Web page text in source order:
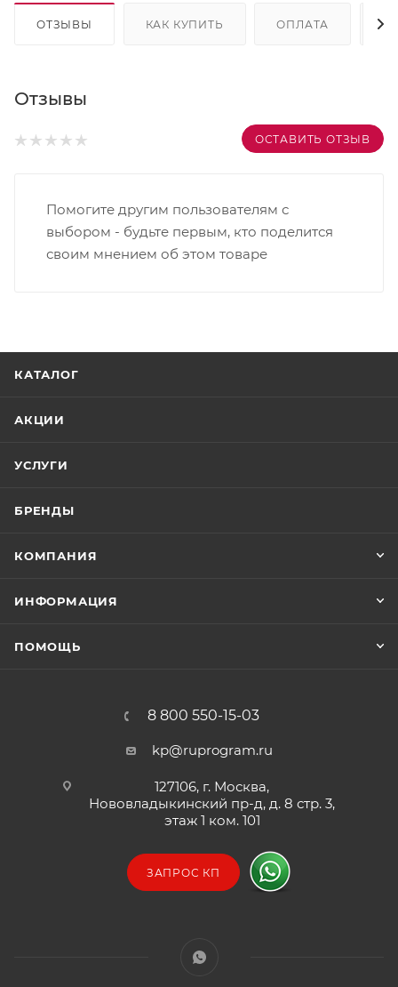
ОТЗЫВЫ КАК КУПИТЬ ОПЛАТА
Отзывы
ОСТАВИТЬ ОТЗЫВ
Помогите другим пользователям с
выбором - будьте первым, кто поделится
своим мнением об этом товаре
КАТАЛОГ
АКЦИИ
УСЛУГИ
БРЕНДЫ
КОМПАНИЯ
ИНФОРМАЦИЯ
ПОМОЩЬ
8 800 550-15-03
kp@ruprogram.ru
127106, г. Москва,
Нововладыкинский пр-д, д. 8 стр. 3,
этаж 1 ком. 101
ЗАПРОС КП